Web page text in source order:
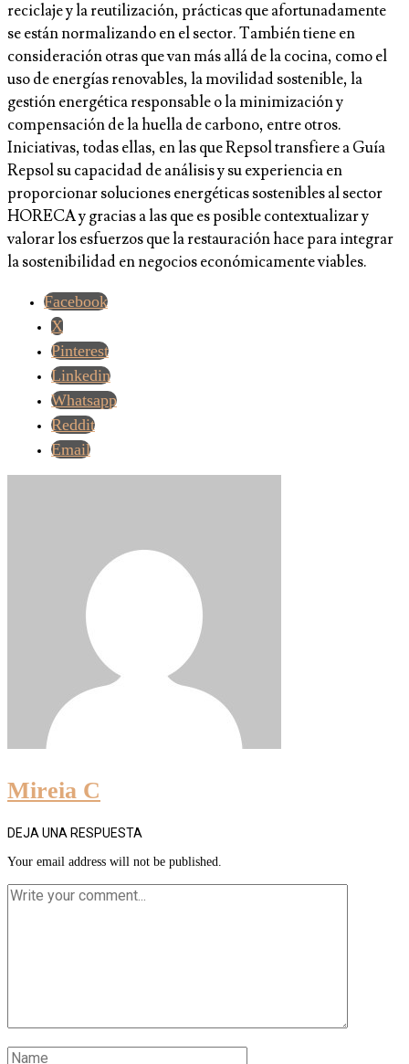
reciclaje y la reutilización, prácticas que afortunadamente
se están normalizando en el sector. También tiene en
consideración otras que van más allá de la cocina, como el
uso de energías renovables, la movilidad sostenible, la
gestión energética responsable o la minimización y
compensación de la huella de carbono, entre otros.
Iniciativas, todas ellas, en las que Repsol transfiere a Guía
Repsol su capacidad de análisis y su experiencia en
proporcionar soluciones energéticas sostenibles al sector
HORECA y gracias a las que es posible contextualizar y
valorar los esfuerzos que la restauración hace para integrar
la sostenibilidad en negocios económicamente viables.
Facebook
X
Pinterest
Linkedin
Whatsapp
Reddit
Email
Mireia C
DEJA UNA RESPUESTA
Your email address will not be published.